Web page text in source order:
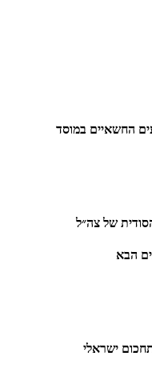
החשאיים במוסד
של צה״ל
הבא
ישראלי